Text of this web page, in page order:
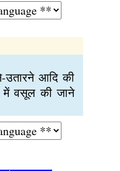
उतारने आदि की
में वसूल की जाने